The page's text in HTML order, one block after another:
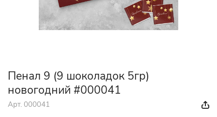
Пенал 9 (9 шоколадок 5гр)
новогодний #000041
Арт. 000041